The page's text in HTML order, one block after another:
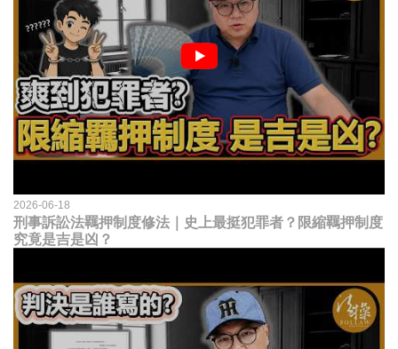
2026-06-18
刑事訴訟法羈押制度修法｜史上最挺犯罪者？限縮羈押制度
究竟是吉是凶？